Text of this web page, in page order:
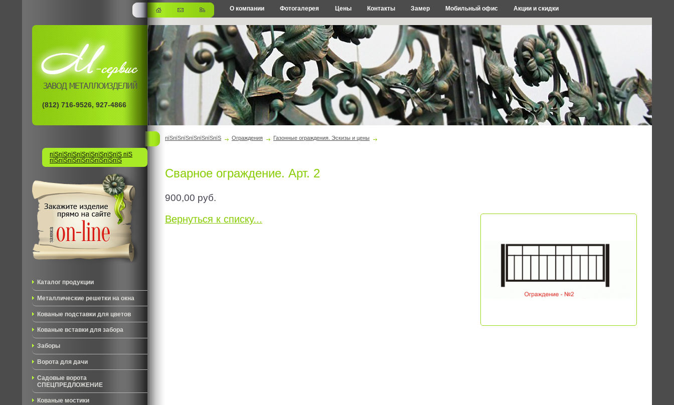
О компании Фотогалерея Цены Контакты Замер Мобильный офис Акции и скидки
(812) 716-9526, 927-4866
пїЅпїЅпїЅпїЅпїЅпїЅпїЅпїЅ пїЅ
пїЅпїЅпїЅпїЅпїЅпїЅпїЅпїЅ
Каталог продукции
Металлические решетки на окна
Кованые подставки для цветов
Кованые вставки для забора
Заборы
Ворота для дачи
Садовые ворота
СПЕЦПРЕДЛОЖЕНИЕ
Кованые мостики
пїЅпїЅпїЅпїЅпїЅпїЅпїЅ Ограждения Газонные ограждения. Эскизы и цены
Сварное ограждение. Арт. 2
900,00 руб.
Вернуться к списку...